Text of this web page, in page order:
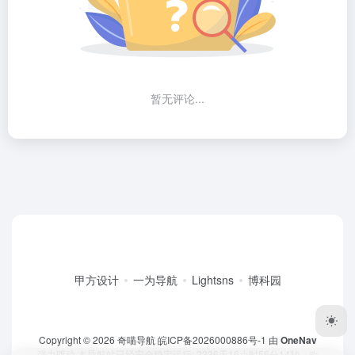
暂无评论...
甲方设计 一为导航 Lightsns 博科园
Copyright © 2026 奇喵导航 皖ICP备2026000886号-1 由 OneNav